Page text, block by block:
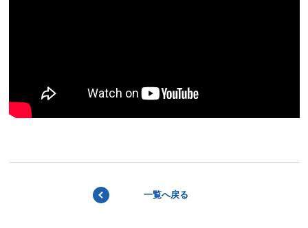
BACK 一覧へ戻る